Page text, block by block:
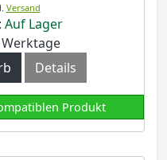
Versand
Auf Lager
Details
Produkt